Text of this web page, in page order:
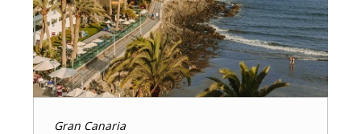
Gran Canaria